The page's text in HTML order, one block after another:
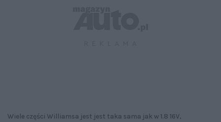
Wiele części Williamsa jest jest taka sama jak w 1.8 16V,